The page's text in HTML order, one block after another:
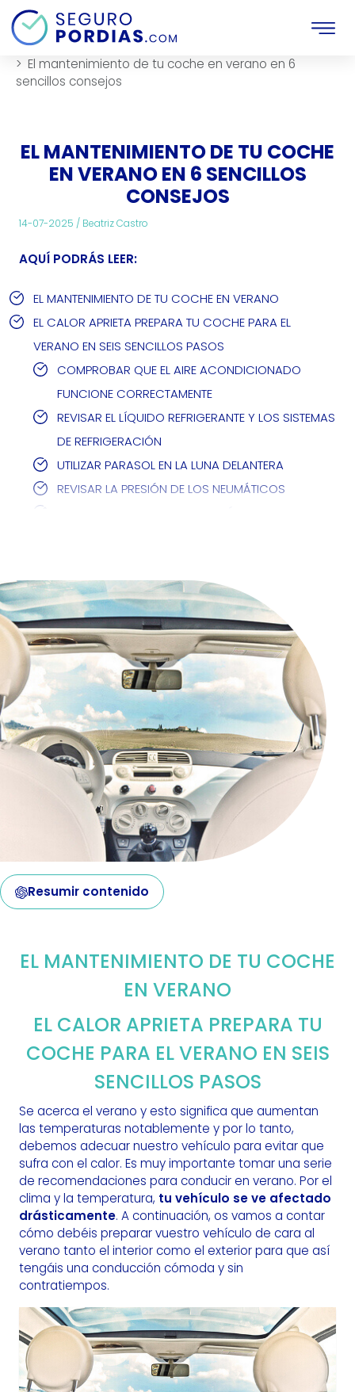
Inicio Mantenimiento
Articulos
El mantenimiento de tu coche en verano en 6
sencillos consejos
Resumir contenido
EL MANTENIMIENTO DE TU COCHE
EN VERANO EN 6 SENCILLOS
CONSEJOS
14-07-2025 / Beatriz Castro
AQUÍ PODRÁS LEER:
EL MANTENIMIENTO DE TU COCHE EN VERANO
EL CALOR APRIETA PREPARA TU COCHE PARA EL
VERANO EN SEIS SENCILLOS PASOS
COMPROBAR QUE EL AIRE ACONDICIONADO
FUNCIONE CORRECTAMENTE
REVISAR EL LÍQUIDO REFRIGERANTE Y LOS SISTEMAS
DE REFRIGERACIÓN
UTILIZAR PARASOL EN LA LUNA DELANTERA
REVISAR LA PRESIÓN DE LOS NEUMÁTICOS
EL MANTENIMIENTO DE TU COCHE
EN VERANO
EL CALOR APRIETA PREPARA TU
COCHE PARA EL VERANO EN SEIS
SENCILLOS PASOS
Se acerca el verano y esto significa que aumentan
las temperaturas notablemente y por lo tanto,
debemos adecuar nuestro vehículo para evitar que
sufra con el calor. Es muy importante tomar una serie
de recomendaciones para conducir en verano. Por el
clima y la temperatura, tu vehículo se ve afectado
drásticamente. A continuación, os vamos a contar
cómo debéis preparar vuestro vehículo de cara al
verano tanto el interior como el exterior para que así
tengáis una conducción cómoda y sin
contratiempos.